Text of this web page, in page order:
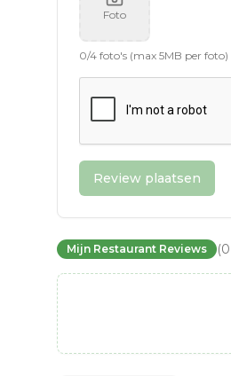
Foto
0/4 foto's (max 5MB per foto)
Review plaatsen
Mijn Restaurant Reviews (0